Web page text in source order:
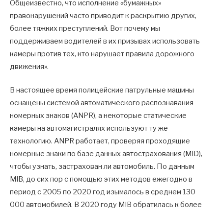
Общеизвестно, что исполнение «бумажных»
правонарушений часто приводит к раскрытию других,
более тяжких преступлений. Вот почему мы
поддерживаем водителей в их призывах использовать
камеры против тех, кто нарушает правила дорожного
движения».
В настоящее время полицейские патрульные машины
оснащены системой автоматического распознавания
номерных знаков (ANPR), а некоторые статические
камеры на автомагистралях используют ту же
технологию. ANPR работает, проверяя проходящие
номерные знаки по базе данных автострахования (MID),
чтобы узнать, застрахован ли автомобиль. По данным
MIB, до сих пор с помощью этих методов ежегодно в
период с 2005 по 2020 год изымалось в среднем 130
000 автомобилей. В 2020 году MIB обратилась к более